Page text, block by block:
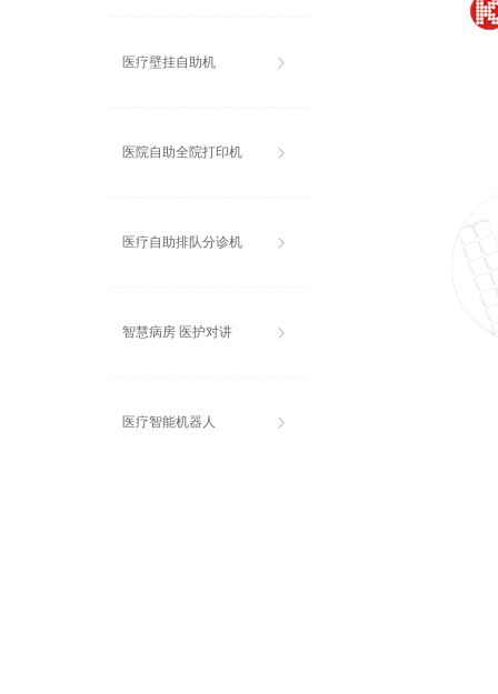
医疗壁挂自助机 ꁕ
医院自助全院打印机 ꁕ
医疗自助排队分诊机 ꁕ
智慧病房 医护对讲 ꁕ
医疗智能机器人 ꁕ